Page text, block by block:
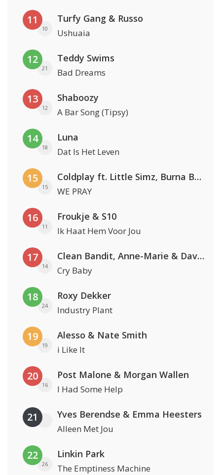
11
10
Turfy Gang & Russo
Ushuaia
12
21
Teddy Swims
Bad Dreams
13
12
Shaboozy
A Bar Song (Tipsy)
14
18
Luna
Dat Is Het Leven
15
15
Coldplay ft. Little Simz, Burna Boy, Elyanna & Tini
WE PRAY
16
11
Froukje & S10
Ik Haat Hem Voor Jou
17
14
Clean Bandit, Anne-Marie & David Guetta
Cry Baby
18
24
Roxy Dekker
Industry Plant
19
19
Alesso & Nate Smith
i Like It
20
16
Post Malone & Morgan Wallen
I Had Some Help
21 Yves Berendse & Emma Heesters
Alleen Met Jou
22
26
Linkin Park
The Emptiness Machine